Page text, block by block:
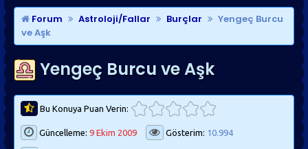
KISAYOLLAR
Forum Astroloji/Fallar Burçlar
Yengeç Burcu
ve Aşk
Yengeç Burcu ve Aşk
Bu Konuya Puan Verin:
Güncelleme: 9 Ekim 2009 Gösterim: 10.994